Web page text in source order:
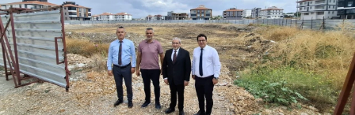
İLÇELER
OTOPARK
TEKNOLOJİ